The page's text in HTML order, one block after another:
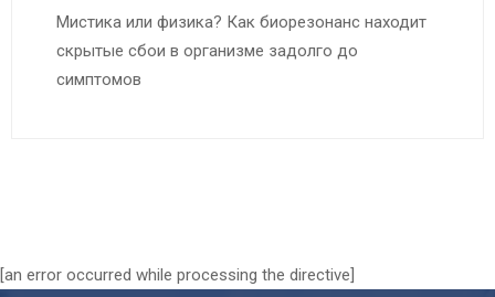
Мистика или физика? Как биорезонанс находит
скрытые сбои в организме задолго до
симптомов
[an error occurred while processing the directive]